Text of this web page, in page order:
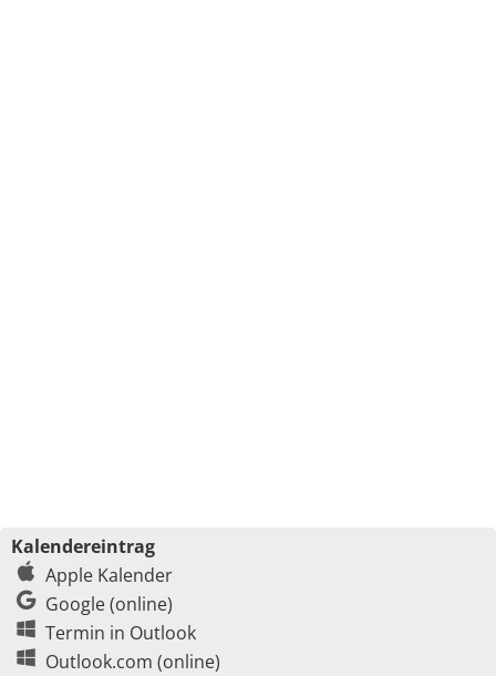
Kalendereintrag
Apple Kalender
Google (online)
Termin in Outlook
Outlook.com (online)